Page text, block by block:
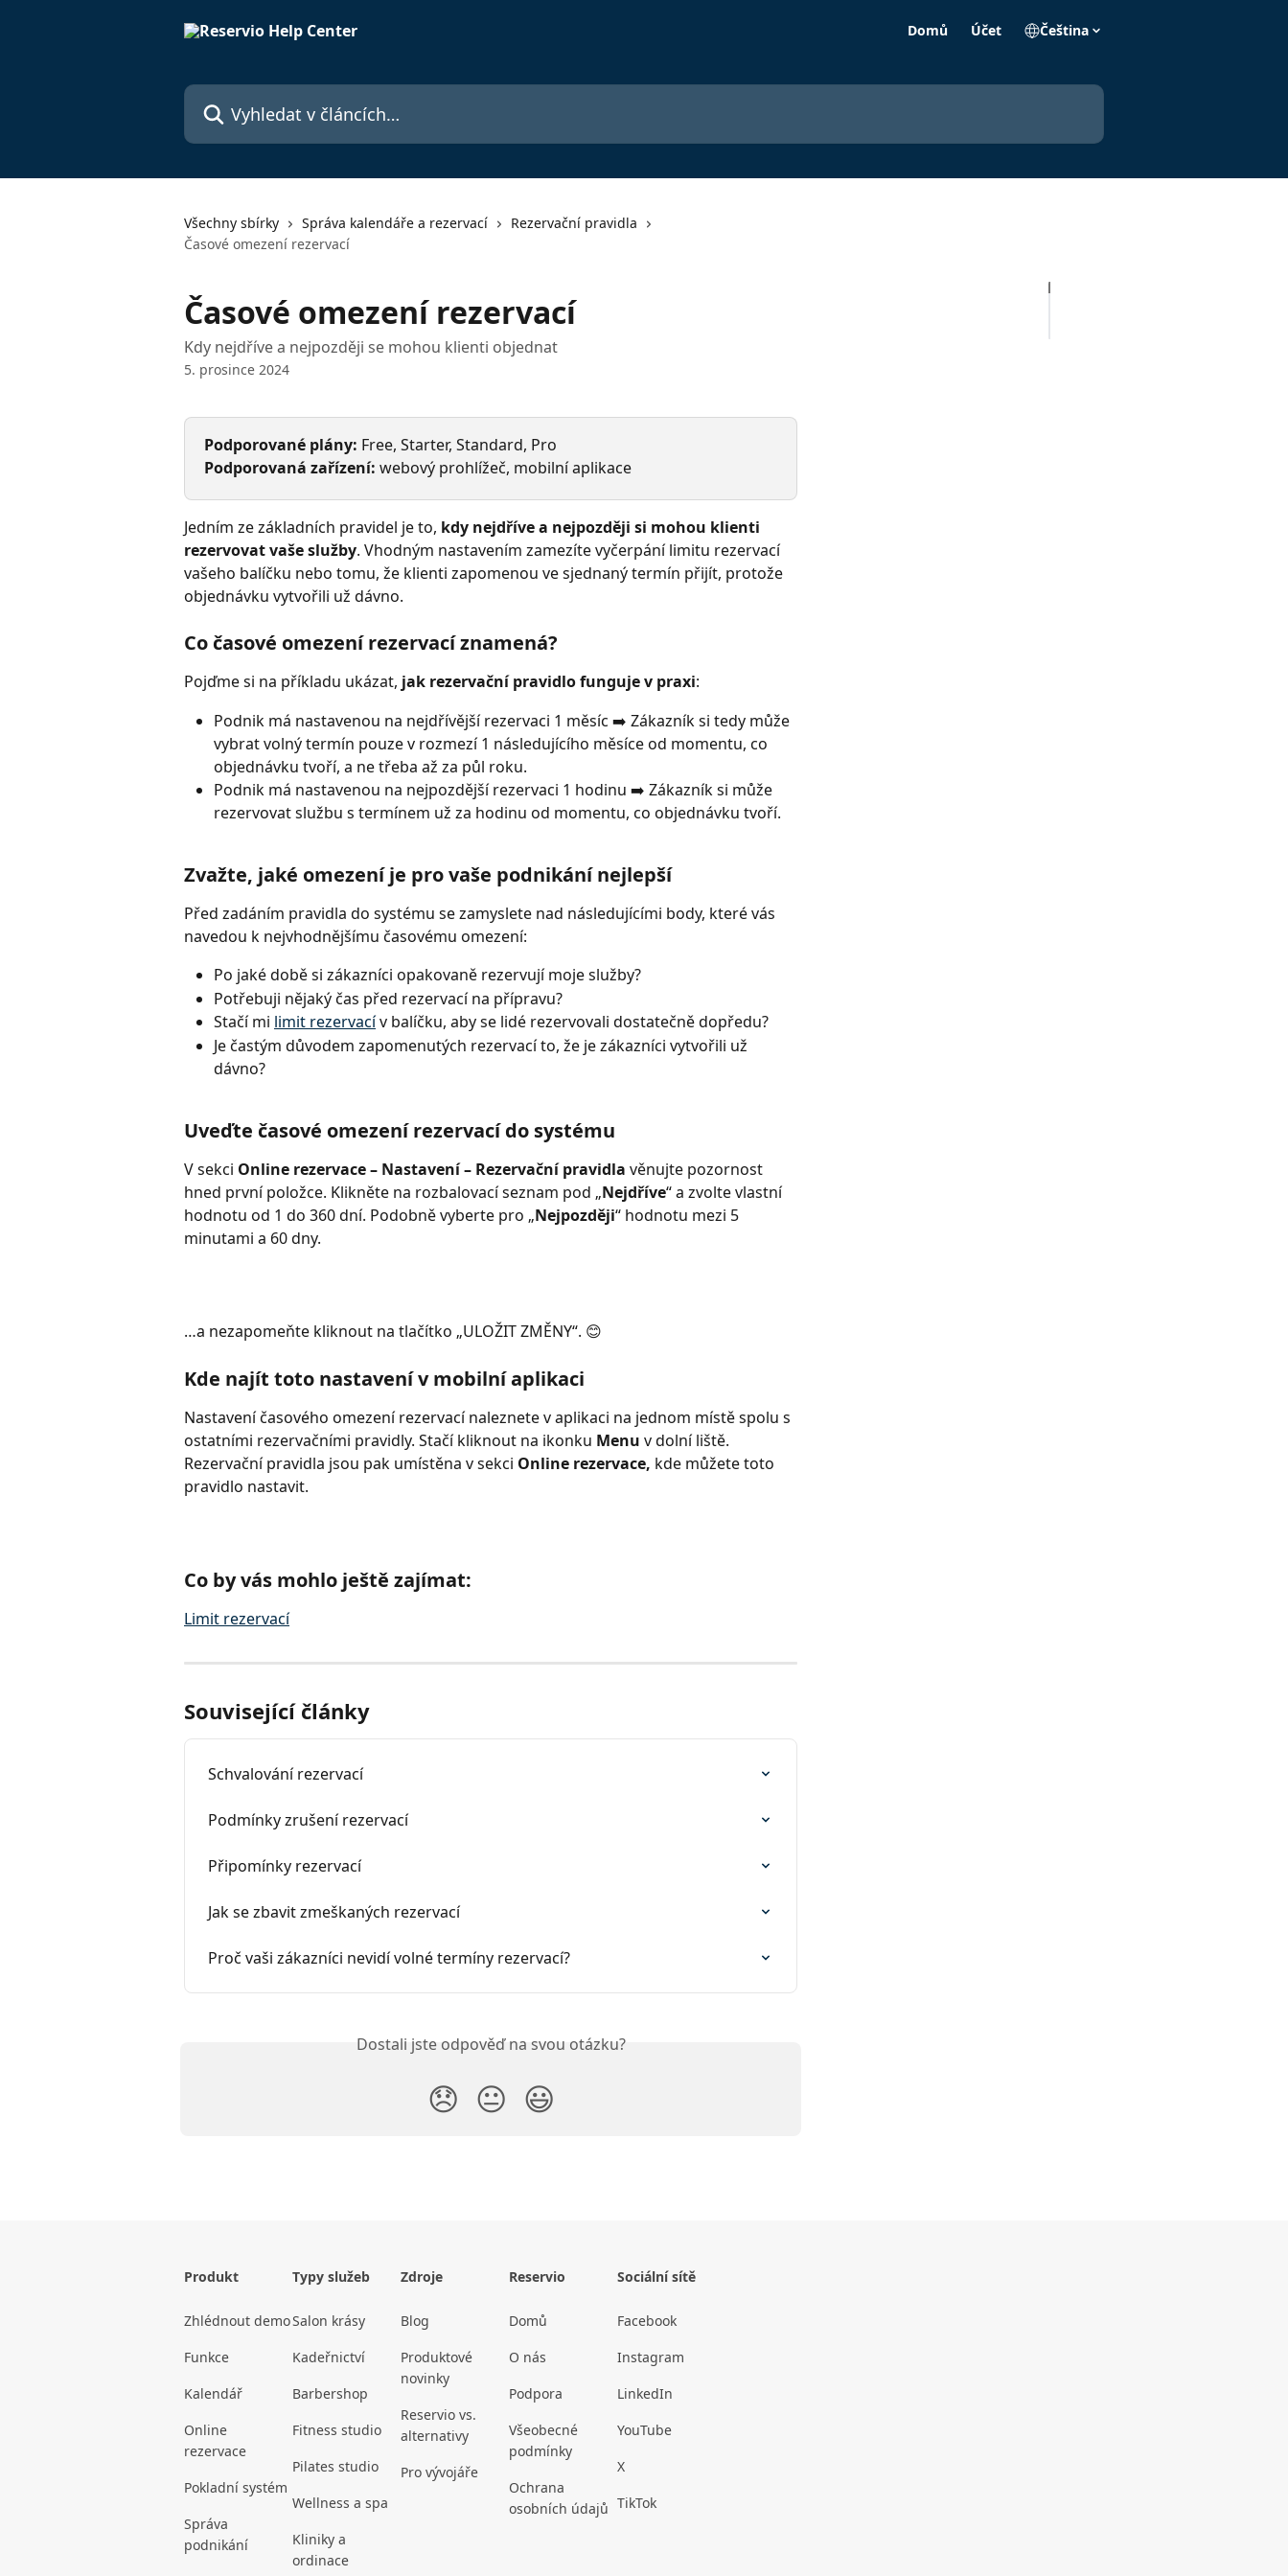
Domů Účet Čeština
Vyhledat v článcích…
Všechny sbírky Správa kalendáře a rezervací
Rezervační pravidla
Časové omezení rezervací
Časové omezení rezervací
Kdy nejdříve a nejpozději se mohou klienti objednat
5. prosince 2024
Podporované plány: Free, Starter, Standard, Pro
Podporovaná zařízení: webový prohlížeč, mobilní aplikace
Jedním ze základních pravidel je to, kdy nejdříve a nejpozději si mohou klienti
rezervovat vaše služby. Vhodným nastavením zamezíte vyčerpání limitu rezervací
vašeho balíčku nebo tomu, že klienti zapomenou ve sjednaný termín přijít, protože
objednávku vytvořili už dávno.
Co časové omezení rezervací znamená?
Pojďme si na příkladu ukázat, jak rezervační pravidlo funguje v praxi:
Podnik má nastavenou na nejdřívější rezervaci 1 měsíc ➡️ Zákazník si tedy může
vybrat volný termín pouze v rozmezí 1 následujícího měsíce od momentu, co
objednávku tvoří, a ne třeba až za půl roku.
Podnik má nastavenou na nejpozdější rezervaci 1 hodinu ➡️ Zákazník si může
rezervovat službu s termínem už za hodinu od momentu, co objednávku tvoří.
Zvažte, jaké omezení je pro vaše podnikání nejlepší
Před zadáním pravidla do systému se zamyslete nad následujícími body, které vás
navedou k nejvhodnějšímu časovému omezení:
Po jaké době si zákazníci opakovaně rezervují moje služby?
Potřebuji nějaký čas před rezervací na přípravu?
Stačí mi limit rezervací v balíčku, aby se lidé rezervovali dostatečně dopředu?
Je častým důvodem zapomenutých rezervací to, že je zákazníci vytvořili už
dávno?
Uveďte časové omezení rezervací do systému
V sekci Online rezervace – Nastavení – Rezervační pravidla věnujte pozornost
hned první položce. Klikněte na rozbalovací seznam pod „Nejdříve“ a zvolte vlastní
hodnotu od 1 do 360 dní. Podobně vyberte pro „Nejpozději“ hodnotu mezi 5
minutami a 60 dny.
…a nezapomeňte kliknout na tlačítko „ULOŽIT ZMĚNY“. 😊
Kde najít toto nastavení v mobilní aplikaci
Nastavení časového omezení rezervací naleznete v aplikaci na jednom místě spolu s
ostatními rezervačními pravidly. Stačí kliknout na ikonku Menu v dolní liště.
Rezervační pravidla jsou pak umístěna v sekci Online rezervace, kde můžete toto
pravidlo nastavit.
Co by vás mohlo ještě zajímat:
Limit rezervací
Související články
Schvalování rezervací
Podmínky zrušení rezervací
Připomínky rezervací
Jak se zbavit zmeškaných rezervací
Proč vaši zákazníci nevidí volné termíny rezervací?
Dostali jste odpověď na svou otázku?
😞 😐 😃
Produkt
Zhlédnout demo
Funkce
Kalendář
Online
rezervace
Pokladní systém
Správa
podnikání
Typy služeb
Salon krásy
Kadeřnictví
Barbershop
Fitness studio
Pilates studio
Wellness a spa
Kliniky a
ordinace
Zdroje
Blog
Produktové
novinky
Reservio vs.
alternativy
Pro vývojáře
Reservio
Domů
O nás
Podpora
Všeobecné
podmínky
Ochrana
osobních údajů
Sociální sítě
Facebook
Instagram
LinkedIn
YouTube
X
TikTok